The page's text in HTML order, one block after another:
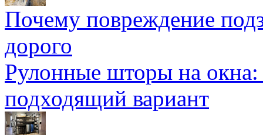
Почему повреждение
дорого
Рулонные шторы на
подходящий вариант